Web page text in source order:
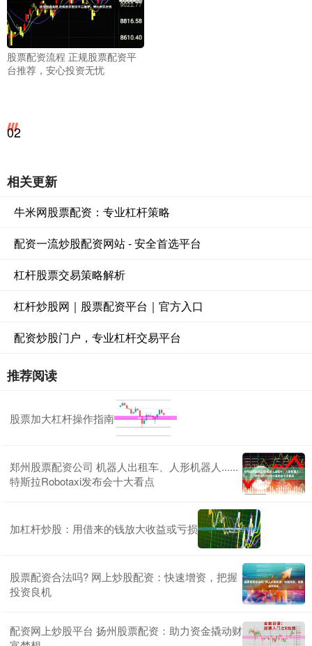
股票配资流程 正规股票配资平
台推荐，安心投资无忧
02
相关更新
牛米网股票配资：专业杠杆策略
配资一流炒股配资网站 - 安全首选平台
杠杆股票交易策略解析
杠杆炒股网｜股票配资平台｜官方入口
配资炒股门户，专业杠杆交易平台
推荐阅读
股票加大杠杆操作指南
郑州股票配资公司 机器人出租车、人形机器人......
特斯拉Robotaxi发布会十大看点
加杠杆炒股：用借来的钱放大收益或亏损
股票配资合法吗? 网上炒股配资：快速增资，把握
投资良机
配资网上炒股平台 扬州股票配资：助力资金撬动财